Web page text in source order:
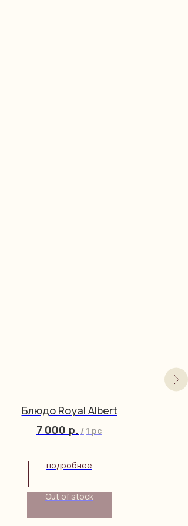
Блюдо Royal Albert
7 000 р. / 1 pc
подробнее
Out of stock